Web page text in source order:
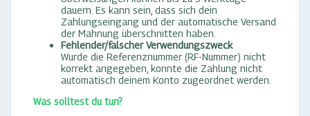
dauern. Es kann sein, dass sich dein
Zahlungseingang und der automatische Versand
der Mahnung überschnitten haben.
Fehlender/falscher Verwendungszweck
Wurde die Referenznummer (RF-Nummer) nicht
korrekt angegeben, konnte die Zahlung nicht
automatisch deinem Konto zugeordnet werden.
Was solltest du tun?